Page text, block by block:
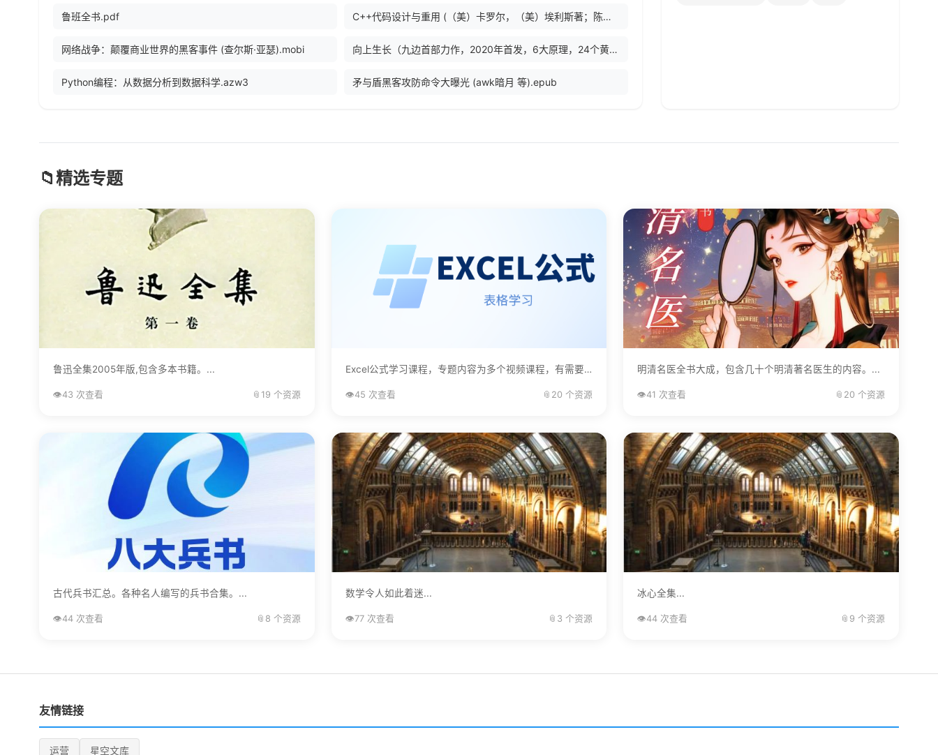
鲁班全书.pdf C++代码设计与重用 (（美）卡罗尔，（美）埃利斯著；陈伟柱译, (美)Martin D. Carroll etc.).pdf
网络战争：颠覆商业世界的黑客事件 (查尔斯·亚瑟).mobi 向上生长（九边首部力作，2020年首发，6大原理，24个黄金行动 - 九边.mobi
Python编程：从数据分析到数据科学.azw3 矛与盾黑客攻防命令大曝光 (awk暗月 等).epub
📁精选专题
鲁迅全集2005年版,包含多本书籍。...
👁️43 次查看 📎 19 个资源
Excel公式学习课程，专题内容为多个视频课程，有需要的自己下载学习。...
👁️45 次查看 📎 20 个资源
明清名医全书大成，包含几十个明清著名医生的内容。...
👁️41 次查看 📎 20 个资源
古代兵书汇总。各种名人编写的兵书合集。...
👁️44 次查看 📎 8 个资源
数学令人如此着迷...
👁️77 次查看 📎 3 个资源
冰心全集...
👁️44 次查看 📎 9 个资源
友情链接
运营 星空文库